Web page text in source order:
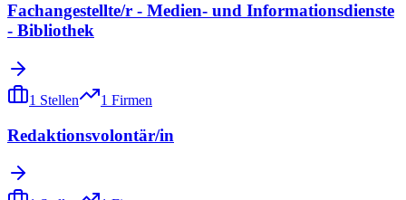
Fachangestellte/r - Medien- und Informationsdienste
- Bibliothek
1 Stellen 1 Firmen
Redaktionsvolontär/in